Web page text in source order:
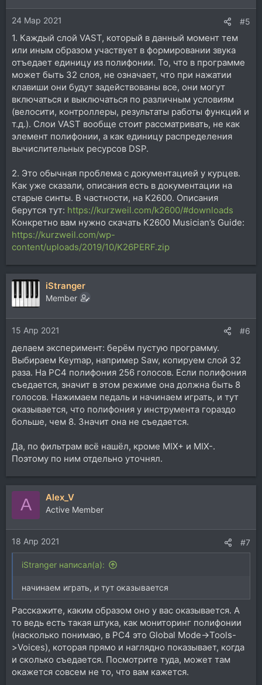
24 Мар 2021 #5
1. Каждый слой VAST, который в данный момент тем
или иным образом участвует в формировании звука
отъедает единицу из полифонии. То, что в программе
может быть 32 слоя, не означает, что при нажатии
клавиши они будут задействованы все, они могут
включаться и выключаться по различным условиям
(велосити, контроллеры, результаты работы функций и
т.д.). Слои VAST вообще стоит рассматривать, не как
элемент полифонии, а как единицу распределения
вычислительных ресурсов DSP.
2. Это обычная проблема с документацией у курцев.
Как уже сказали, описания есть в документации на
старые синты. В частности, на K2600. Описания
берутся тут: https://kurzweil.com/k2600/#downloads
Конкретно вам нужно скачать K2600 Musician’s Guide:
https://kurzweil.com/wp-
content/uploads/2019/10/K26PERF.zip
iStranger
Member
15 Апр 2021 #6
делаем эксперимент: берём пустую программу.
Выбираем Keymap, например Saw, копируем слой 32
раза. На PC4 полифония 256 голосов. Если полифония
съедается, значит в этом режиме она должна быть 8
голосов. Нажимаем педаль и начинаем играть, и тут
оказывается, что полифония у инструмента гораздо
больше, чем 8. Значит она не съедается.
Да, по фильтрам всё нашёл, кроме MIX+ и MIX-.
Поэтому по ним отдельно уточнял.
A Alex_V
Active Member
18 Апр 2021 #7
iStranger написал(а):
начинаем играть, и тут оказывается
Расскажите, каким образом оно у вас оказывается. А
то ведь есть такая штука, как мониторинг полифонии
(насколько понимаю, в PC4 это Global Mode->Tools-
>Voices), которая прямо и наглядно показывает, когда
и сколько съедается. Посмотрите туда, может там
окажется совсем не то, что вам кажется.